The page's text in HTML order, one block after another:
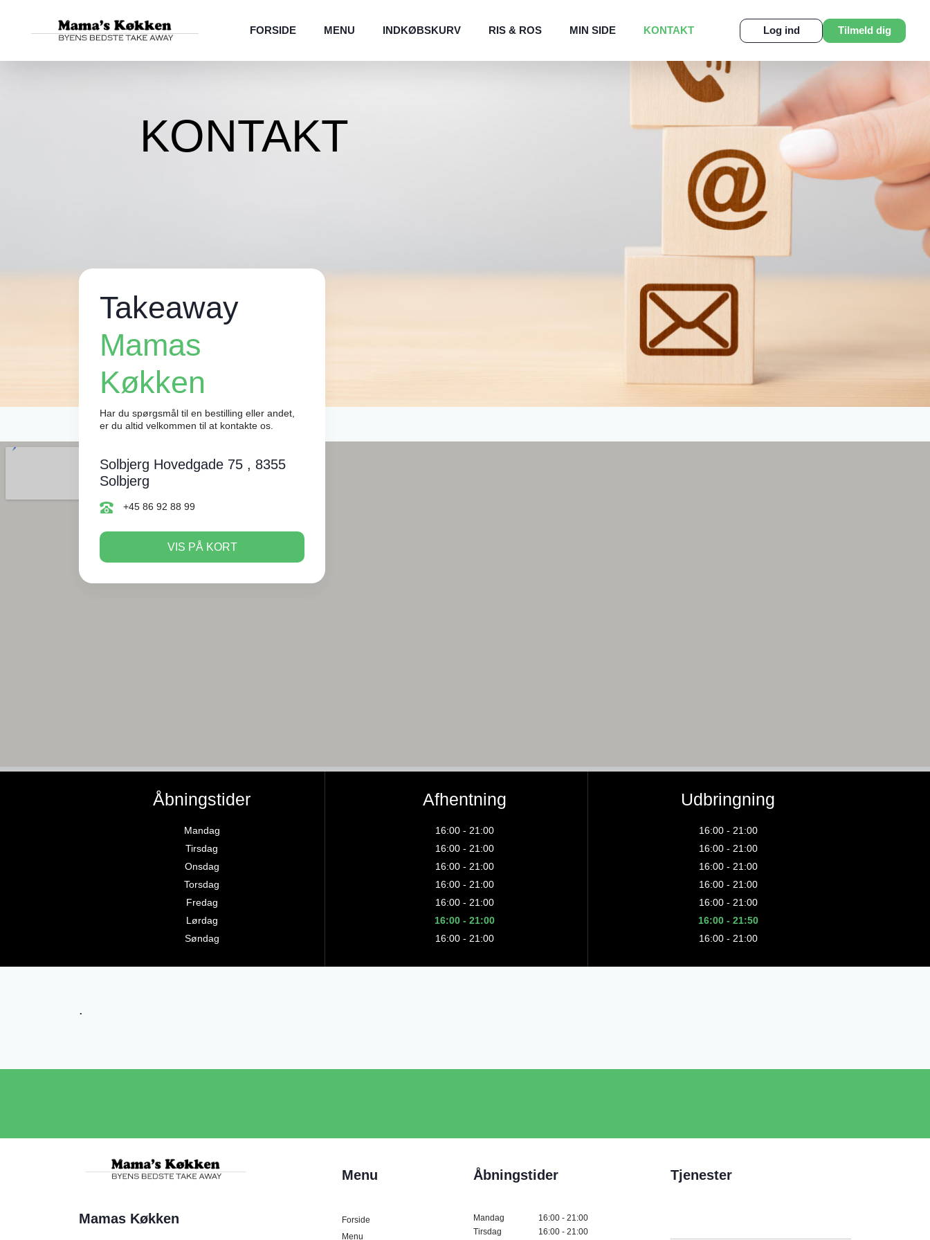
FORSIDE MENU INDKØBSKURV RIS & ROS MIN SIDE KONTAKT Log ind Tilmeld dig
KONTAKT
Takeaway
Mamas
Køkken
Har du spørgsmål til en bestilling eller andet,
er du altid velkommen til at kontakte os.
Solbjerg Hovedgade 75 , 8355
Solbjerg
+45 86 92 88 99
VIS PÅ KORT
Åbningstider
Mandag
Tirsdag
Onsdag
Torsdag
Fredag
Lørdag
Søndag
Afhentning
16:00 - 21:00
16:00 - 21:00
16:00 - 21:00
16:00 - 21:00
16:00 - 21:00
16:00 - 21:00
16:00 - 21:00
Udbringning
16:00 - 21:00
16:00 - 21:00
16:00 - 21:00
16:00 - 21:00
16:00 - 21:00
16:00 - 21:50
16:00 - 21:00
.
Mamas Køkken
Menu
Forside
Menu
Åbningstider
Mandag
16:00 - 21:00
Tirsdag
16:00 - 21:00
Tjenester